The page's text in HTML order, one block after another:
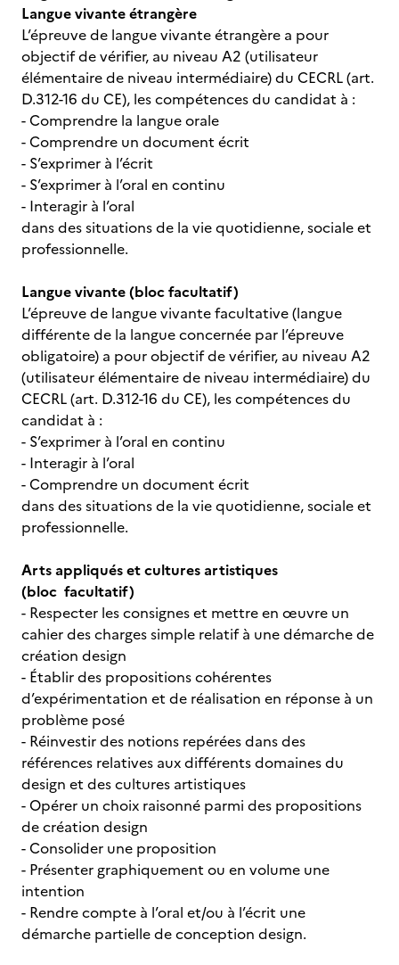
Langue vivante étrangère
L’épreuve de langue vivante étrangère a pour
objectif de vérifier, au niveau A2 (utilisateur
élémentaire de niveau intermédiaire) du CECRL (art.
D.312-16 du CE), les compétences du candidat à :
- Comprendre la langue orale
- Comprendre un document écrit
- S’exprimer à l’écrit
- S’exprimer à l’oral en continu
- Interagir à l’oral
dans des situations de la vie quotidienne, sociale et
professionnelle.
Langue vivante (bloc facultatif)
L’épreuve de langue vivante facultative (langue
différente de la langue concernée par l’épreuve
obligatoire) a pour objectif de vérifier, au niveau A2
(utilisateur élémentaire de niveau intermédiaire) du
CECRL (art. D.312-16 du CE), les compétences du
candidat à :
- S’exprimer à l’oral en continu
- Interagir à l’oral
- Comprendre un document écrit
dans des situations de la vie quotidienne, sociale et
professionnelle.
Arts appliqués et cultures artistiques
(bloc facultatif)
- Respecter les consignes et mettre en œuvre un
cahier des charges simple relatif à une démarche de
création design
- Établir des propositions cohérentes
d’expérimentation et de réalisation en réponse à un
problème posé
- Réinvestir des notions repérées dans des
références relatives aux différents domaines du
design et des cultures artistiques
- Opérer un choix raisonné parmi des propositions
de création design
- Consolider une proposition
- Présenter graphiquement ou en volume une
intention
- Rendre compte à l’oral et/ou à l’écrit une
démarche partielle de conception design.